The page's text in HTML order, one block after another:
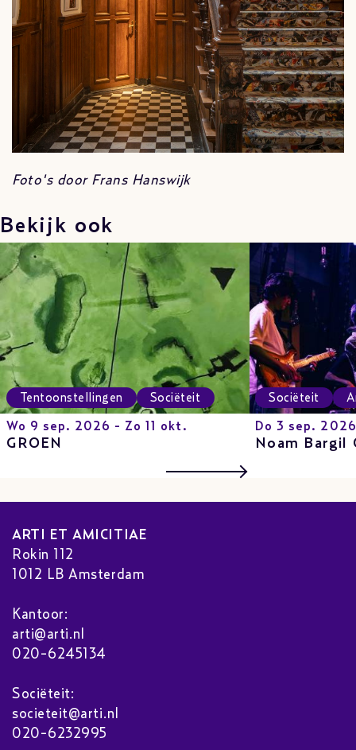
Foto's door Frans Hanswijk
Bekijk ook
Tentoonstellingen Sociëteit
Wo 9 sep. 2026 - Zo 11 okt.
GROEN
Sociëteit
Do 3 sep. 2026
Noam Bargil
ARTI ET AMICITIAE
Rokin 112
1012 LB Amsterdam
Kantoor:
arti@arti.nl
020-6245134
Sociëteit:
societeit@arti.nl
020-6232995